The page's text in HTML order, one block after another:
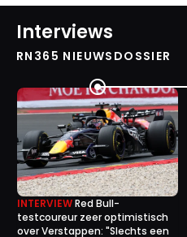
Interviews
RN365 NIEUWSDOSSIER
INTERVIEWRed Bull-
testcoureur zeer optimistisch
over Verstappen: "Slechts een